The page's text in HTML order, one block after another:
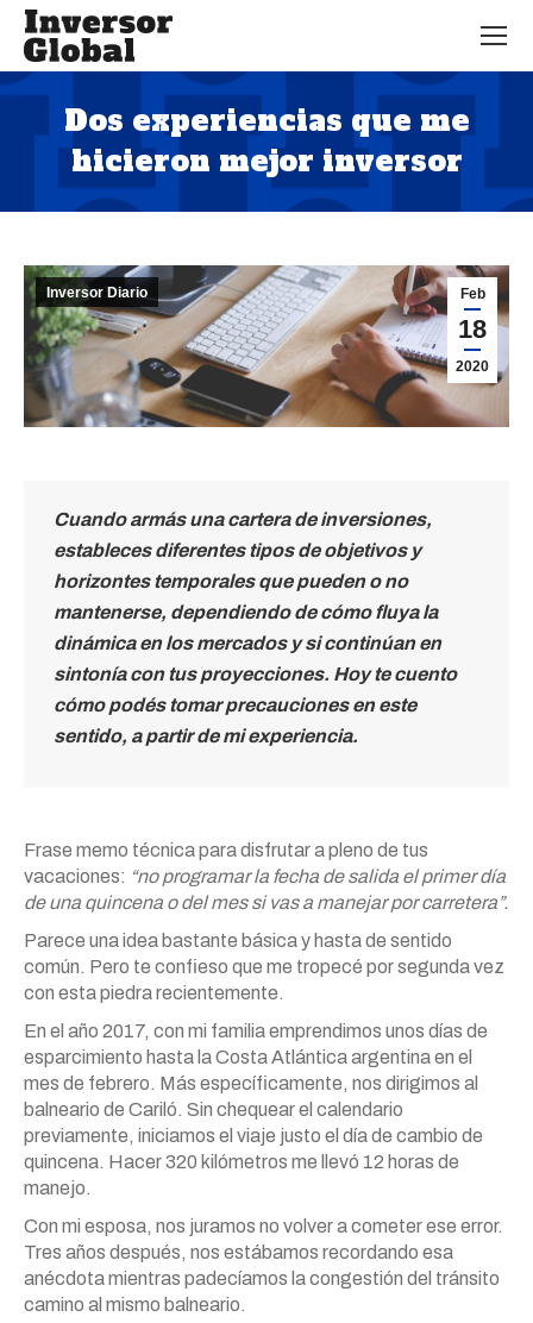
Dos experiencias que me
hicieron mejor inversor
Estás aquí:
Feb
18
2020
Inversor Diario
Cuando armás una cartera de inversiones,
estableces diferentes tipos de objetivos y
horizontes temporales que pueden o no
mantenerse, dependiendo de cómo fluya la
dinámica en los mercados y si continúan en
sintonía con tus proyecciones. Hoy te cuento
cómo podés tomar precauciones en este
sentido, a partir de mi experiencia.
Frase memo técnica para disfrutar a pleno de tus
vacaciones: “no programar la fecha de salida el primer día
de una quincena o del mes si vas a manejar por carretera”.
Parece una idea bastante básica y hasta de sentido
común. Pero te confieso que me tropecé por segunda vez
con esta piedra recientemente.
En el año 2017, con mi familia emprendimos unos días de
esparcimiento hasta la Costa Atlántica argentina en el
mes de febrero. Más específicamente, nos dirigimos al
balneario de Cariló. Sin chequear el calendario
previamente, iniciamos el viaje justo el día de cambio de
quincena. Hacer 320 kilómetros me llevó 12 horas de
manejo.
Con mi esposa, nos juramos no volver a cometer ese error.
Tres años después, nos estábamos recordando esa
anécdota mientras padecíamos la congestión del tránsito
camino al mismo balneario.